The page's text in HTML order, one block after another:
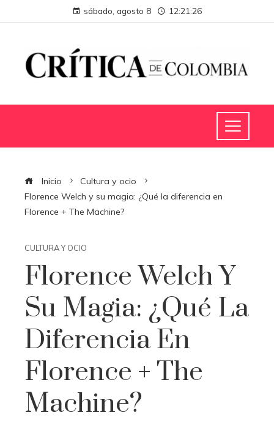
sábado, agosto 8 12:21:27
Inicio
Cultura y ocio
Florence Welch y su magia: ¿Qué la diferencia en
Florence + The Machine?
CULTURA Y OCIO
Florence Welch Y
Su Magia: ¿Qué La
Diferencia En
Florence + The
Machine?